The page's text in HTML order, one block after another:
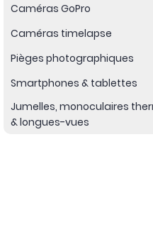
Caméras GoPro
Caméras timelapse
Pièges photographiques
Smartphones & tablettes
Jumelles, monoculaires
& longues-vues